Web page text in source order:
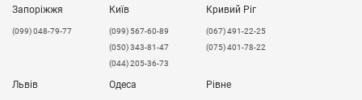
Запоріжжя
(099) 048-79-77
Київ
(099) 567-60-89
(050) 343-81-47
(044) 205-36-73
Кривий Ріг
(067) 491-22-25
(075) 401-78-22
Львів Одеса Рівне